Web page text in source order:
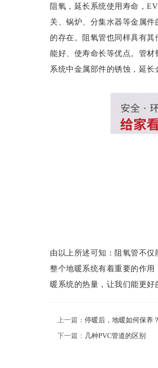
阻氧，延长系统使用寿命，
关、锅炉、分集水器等金属
的存在。阻氧管也同样具有
能好、使寿命长等优点。管
系统中金属部件的锈蚀，延长
由以上所述可知：阻氧管不
整个地暖系统有着重要的作
暖系统的热量，让我们能更好
上一篇： 停暖后，地暖如何保养？
下一篇： 几种PVC管道的区别